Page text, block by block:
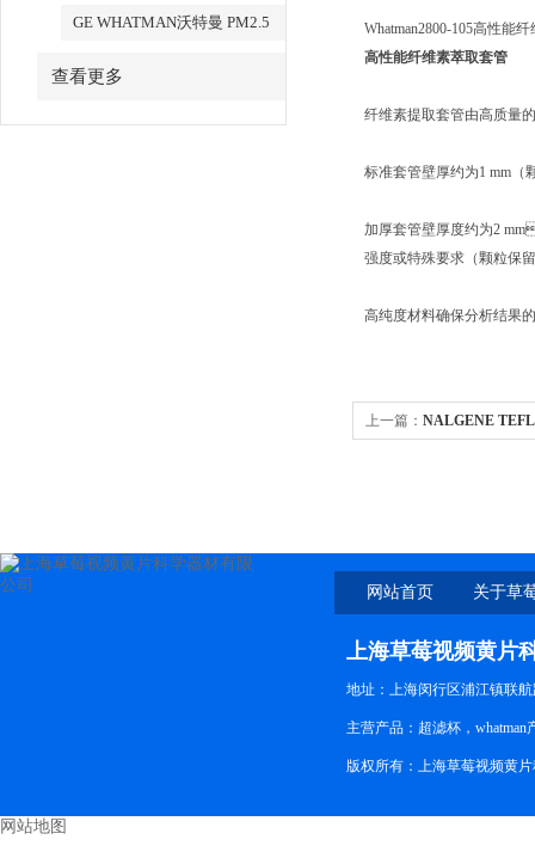
WHATMAN 转印记膜杂交膜
GE WHATMAN沃特曼 PM2.5
查看更多
Whatman2800-105高性能
高性能纤维素萃取套管
纤维素提取套管由高质量的纤
标准套管壁厚约为1 mm（颗
加厚套管壁厚度约为2
强度或特殊要求（颗粒保留
高纯度材料确保分析结果的
上一篇： NALGENE
网站首页 关于草
上海草莓视频黄片
地址：上海闵行区浦江镇联
主营产品：超滤杯，whatman
版权所有：上海草莓视频黄
网站地图